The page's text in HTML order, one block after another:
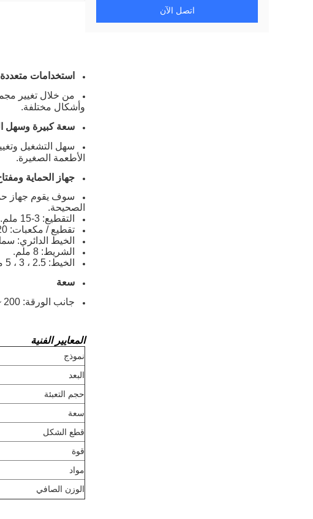
اتصل الآن
استخدامات متعددة
من خلال تغيير
وأشكال مختلفة.
سعة كبيرة وسهل
الأطعمة الصغيرة.
جهاز الحماية
سوف يقوم جهاز
الصحيحة.
التقطيع: 3-15 ملم.
تقطيع / مكعبات: 10x10، 12X12، 15x15، 20X20 ملم.
الخيط الدائري: سمك 6 ، 8
الشريط: 8 ملم.
الخيط: 2.5 ، 3 ، 5 ملم
سعة
جانب الورقة: 200 ~ 1000 كجم / ساعة ، مختلف الجذور: 300-1000 كجم / ساعة
المعايير الفنية
نموذج
البعد
حجم التعبئة
سعة
قطع الشكل
قوة
مواد
الوزن الصافي